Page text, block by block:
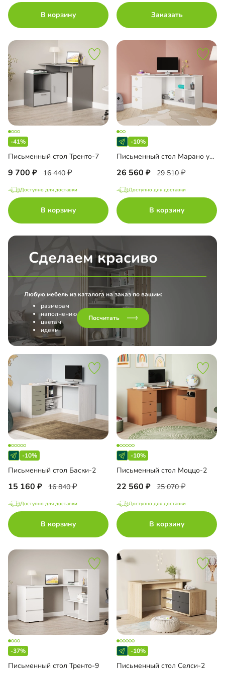
В корзину Заказать
-41%
Письменный стол Тренто-7
9 700 16 440
Доступно для доставки
В корзину
-10%
Письменный стол Марано угловой
26 560 29 510
Доступно для доставки
В корзину
Сделаем красиво
Любую мебель из каталога на заказ по вашим:
размерам
наполнению
цветам
идеям
Посчитать
-10%
Письменный стол Баски-2
15 160 16 840
Доступно для доставки
В корзину
-10%
Письменный стол Моццо-2
22 560 25 070
Доступно для доставки
В корзину
-37%
Письменный стол Тренто-9
-10%
Письменный стол Селси-2